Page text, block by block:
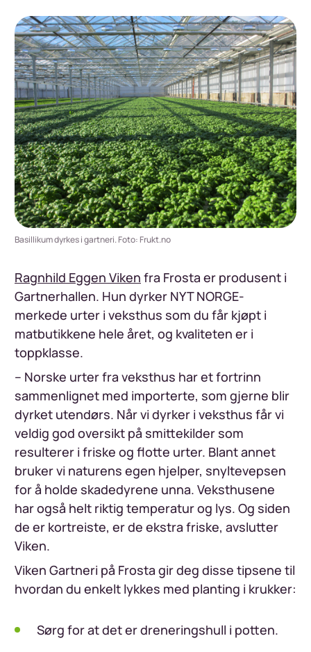
Basillikum dyrkes i gartneri. Foto: Frukt.no
Ragnhild Eggen Viken fra Frosta er produsent i
Gartnerhallen. Hun dyrker NYT NORGE-
merkede urter i veksthus som du får kjøpt i
matbutikkene hele året, og kvaliteten er i
toppklasse.
– Norske urter fra veksthus har et fortrinn
sammenlignet med importerte, som gjerne blir
dyrket utendørs. Når vi dyrker i veksthus får vi
veldig god oversikt på smittekilder som
resulterer i friske og flotte urter. Blant annet
bruker vi naturens egen hjelper, snyltevepsen
for å holde skadedyrene unna. Veksthusene
har også helt riktig temperatur og lys. Og siden
de er kortreiste, er de ekstra friske, avslutter
Viken.
Viken Gartneri på Frosta gir deg disse tipsene til
hvordan du enkelt lykkes med planting i krukker:
Sørg for at det er dreneringshull i potten.